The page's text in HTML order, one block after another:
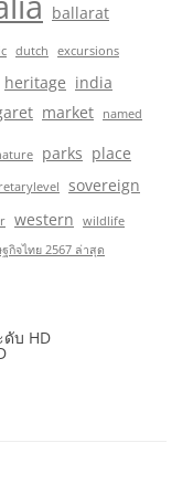
ballarat
dutch excursions
heritage india
market named
parks place
sovereign
western
wildlife
กิจไทย 2567 ล่าสุด
บ HD